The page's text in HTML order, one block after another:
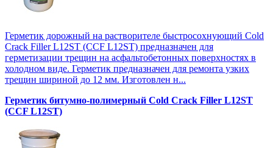
Герметик дорожный на растворителе быстросохнующий Cold
Crack Filler L12SТ (CCF L12SТ) предназначен для
герметизации трещин на асфальтобетонных поверхностях в
холодном виде. Герметик предназначен для ремонта узких
трещин шириной до 12 мм. Изготовлен н...
Герметик битумно-полимерный Cold Crack Filler L12SТ
(CCF L12SТ)